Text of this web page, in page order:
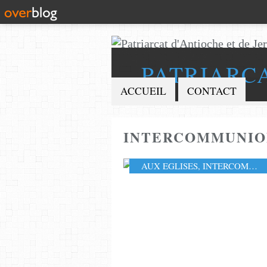
ACCUEIL CONTACT
AUX EGLISES, INTERCOMMUNION